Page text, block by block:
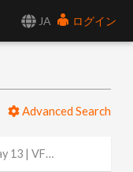
JA
ログイン
Advanced Search
| RBD Material Fracture | Animation